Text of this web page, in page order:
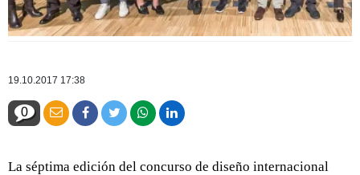
19.10.2017 17:38
0
La séptima edición del concurso de diseño internacional